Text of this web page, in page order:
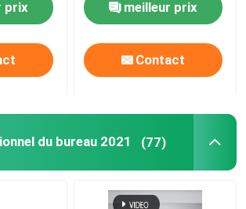
prix
utilisateur familière
meilleur prix
Contact
du bureau 2021 (77)